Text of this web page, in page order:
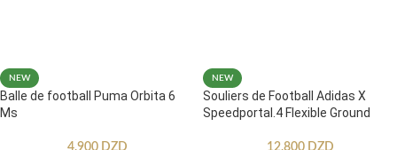
NEW
Balle de football Puma Orbita 6
Ms
4,900 DZD
NEW
Souliers de Football Adidas X
Speedportal.4 Flexible Ground
12,800 DZD